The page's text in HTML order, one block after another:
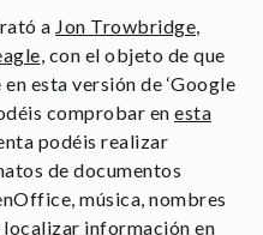
a Jon Trowbridge,
, con el objeto de que
esta versión de ‘Google
comprobar en esta
podéis realizar
de documentos
música, nombres
información en